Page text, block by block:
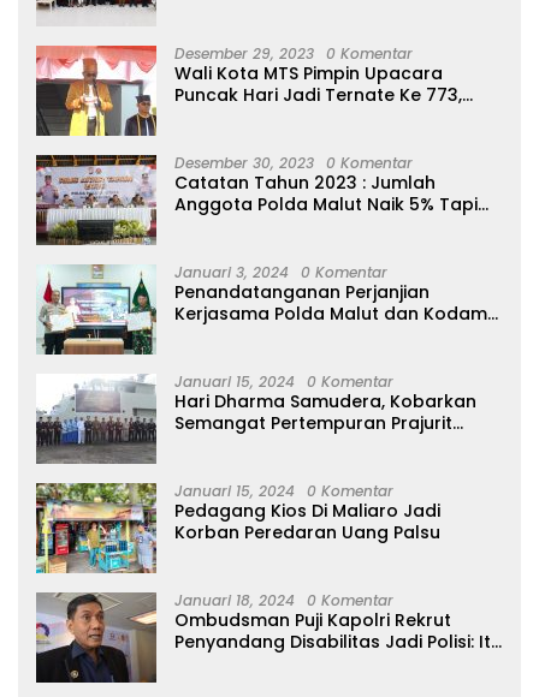
Desember 29, 2023 0 Komentar
Wali Kota MTS Pimpin Upacara
Puncak Hari Jadi Ternate Ke 773,
Desember 30, 2023 0 Komentar
Catatan Tahun 2023 : Jumlah
Anggota Polda Malut Naik 5% Tapi
Januari 3, 2024 0 Komentar
Penandatanganan Perjanjian
Kerjasama Polda Malut dan Kodam
Januari 15, 2024 0 Komentar
Hari Dharma Samudera, Kobarkan
Semangat Pertempuran Prajurit
Januari 15, 2024 0 Komentar
Pedagang Kios Di Maliaro Jadi
Korban Peredaran Uang Palsu
Januari 18, 2024 0 Komentar
Ombudsman Puji Kapolri Rekrut
Penyandang Disabilitas Jadi Polisi: Itu